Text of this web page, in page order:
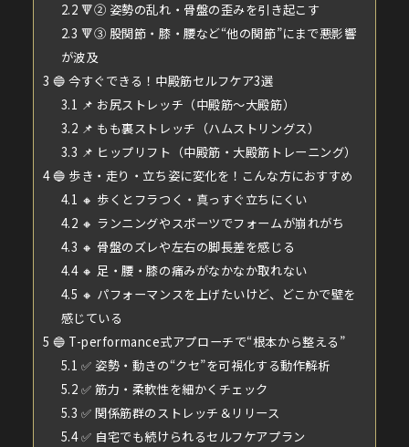
2.2 🔻② 姿勢の乱れ・骨盤の歪みを引き起こす
2.3 🔻③ 股関節・膝・腰など“他の関節”にまで悪影響
が波及
3 🔵 今すぐできる！中殿筋セルフケア3選
3.1 📌 お尻ストレッチ（中殿筋〜大殿筋）
3.2 📌 もも裏ストレッチ（ハムストリングス）
3.3 📌 ヒップリフト（中殿筋・大殿筋トレーニング）
4🔵 歩き・走り・立ち姿に変化を！こんな方におすすめ
4.1 🔸 歩くとフラつく・真っすぐ立ちにくい
4.2 🔸 ランニングやスポーツでフォームが崩れがち
4.3 🔸 骨盤のズレや左右の脚長差を感じる
4.4🔸 足・腰・膝の痛みがなかなか取れない
4.5 🔸 パフォーマンスを上げたいけど、どこかで壁を
感じている
5 🔵 T-performance式アプローチで“根本から整える”
5.1 ✅ 姿勢・動きの“クセ”を可視化する動作解析
5.2 ✅ 筋力・柔軟性を細かくチェック
5.3 ✅ 関係筋群のストレッチ＆リリース
5.4✅ 自宅でも続けられるセルフケアプラン